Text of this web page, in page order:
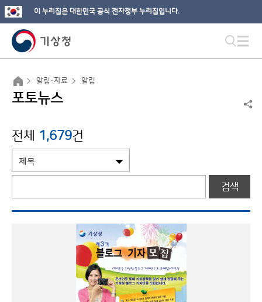
이 누리집은 대한민국 공식 전자정부 누리집입니다.
알림·자료 알림
포토뉴스
전체 1,679건
검색